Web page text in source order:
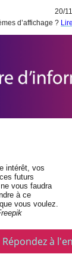
20/
d’affichage ?
intérêt, vos
futurs
vous faudra
à ce
vous voulez.
Répondez à